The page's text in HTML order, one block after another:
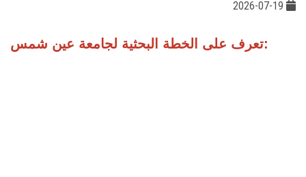
الأنظمة الذكية تعرف على الخطة البحثية لجامعة عين شمس: